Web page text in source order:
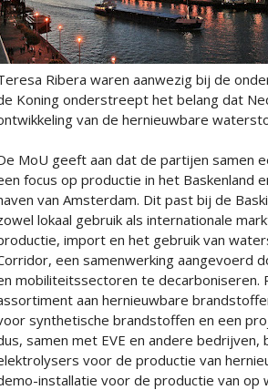
Ribera waren aanwezig bij de
Koning onderstreept het belang dat
van de hernieuwbare
MoU geeft aan dat de partijen samen
focus op productie in het Baskenland
van Amsterdam. Dit past bij de
lokaal gebruik als internationale
import en het gebruik van
een samenwerking aangevoerd
mobiliteitssectoren te decarboniseren.
aan hernieuwbare
synthetische brandstoffen en een
samen met EVE en andere
voor de productie van
installatie voor de productie van